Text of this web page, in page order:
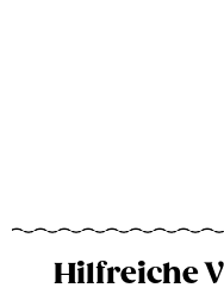
Hilfreiche